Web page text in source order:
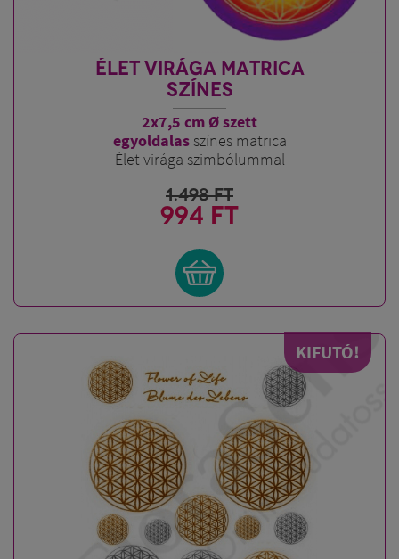
ÉLET VIRÁGA MATRICA
SZÍNES
2x7,5 cm Ø szett
egyoldalasszínes matrica
Élet virága szimbólummal
1.498FT
994 FT
KIFUTÓ!